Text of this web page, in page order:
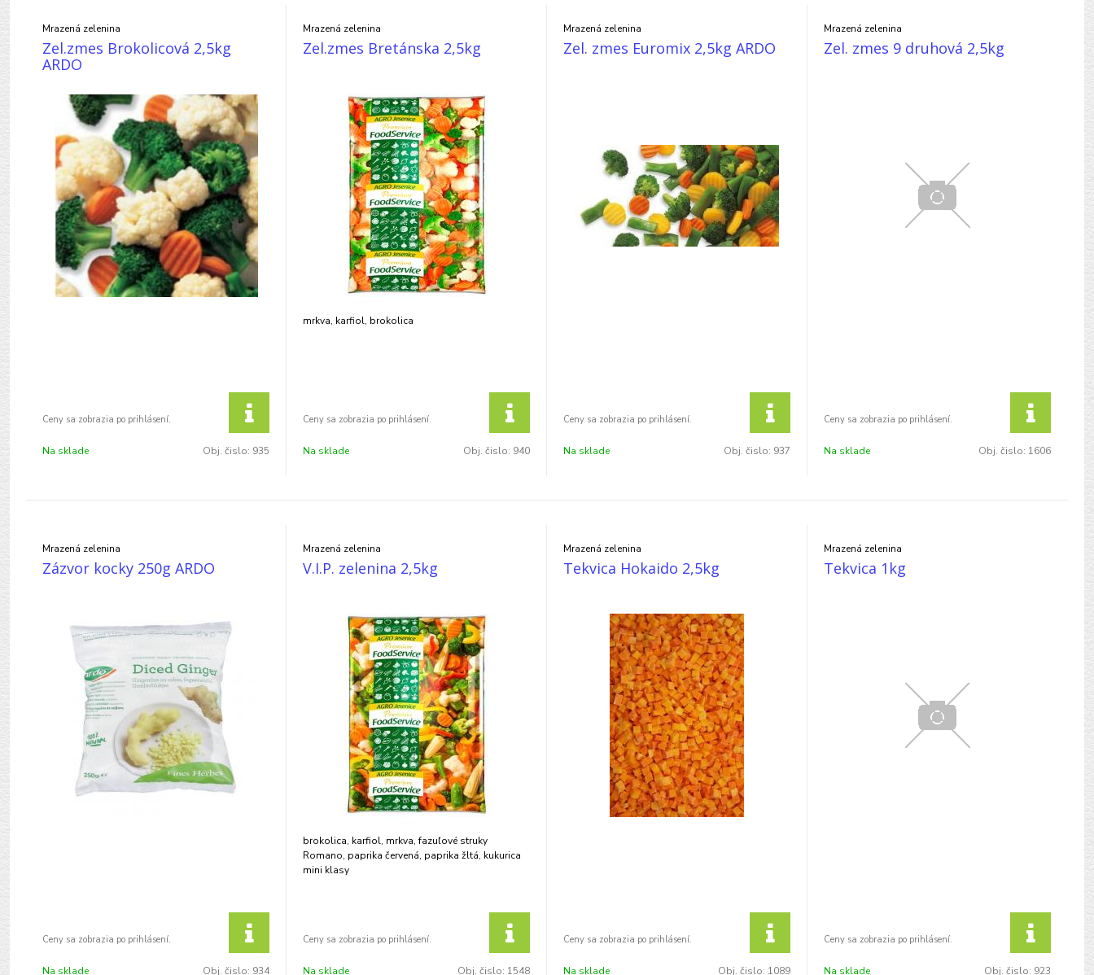
Mrazená zelenina
Zel.zmes Brokolicová 2,5kg
ARDO
Na sklade Obj. čislo: 935
Mrazená zelenina
Zel.zmes Bretánska 2,5kg
mrkva, karfiol, brokolica
Na sklade Obj. čislo: 940
Mrazená zelenina
Zel. zmes Euromix 2,5kg ARDO
Na sklade Obj. čislo: 937
Mrazená zelenina
Zel. zmes 9 druhová 2,5kg
Na sklade Obj. čislo: 1606
Mrazená zelenina
Zázvor kocky 250g ARDO
Na sklade Obj. čislo: 934
Mrazená zelenina
V.I.P. zelenina 2,5kg
brokolica, karfiol, mrkva, fazuľové struky
Romano, paprika červená, paprika žltá, kukurica
mini klasy
Na sklade Obj. čislo: 1548
Mrazená zelenina
Tekvica Hokaido 2,5kg
Na sklade Obj. čislo: 1089
Mrazená zelenina
Tekvica 1kg
Na sklade Obj. čislo: 923